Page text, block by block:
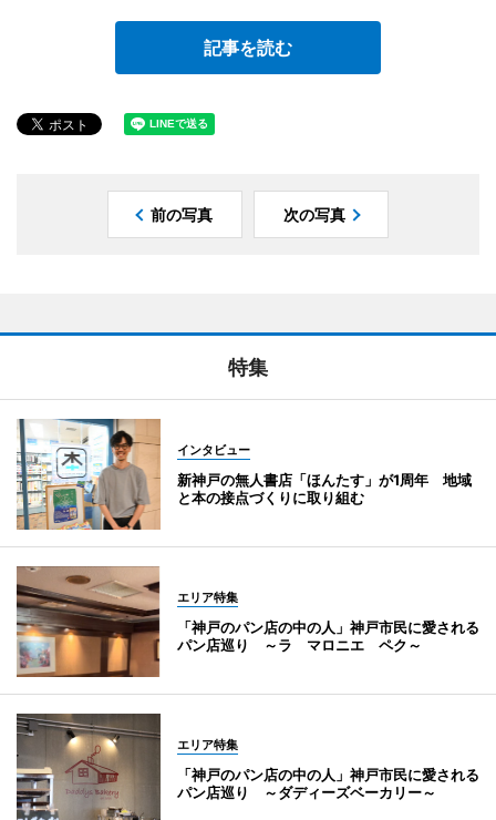
記事を読む
前の写真 次の写真
特集
インタビュー
新神戸の無人書店「ほんたす」が1周年 地域
と本の接点づくりに取り組む
エリア特集
「神戸のパン店の中の人」神戸市民に愛される
パン店巡り ～ラ マロニエ ペク～
エリア特集
「神戸のパン店の中の人」神戸市民に愛される
パン店巡り ～ダディーズベーカリー～